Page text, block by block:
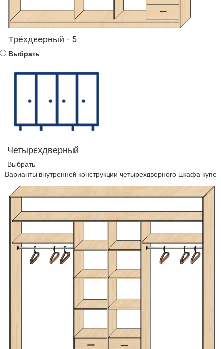
Трёхдверный - 5
Выбрать
Четырехдверный
Выбрать
Варианты внутренней конструкции четырехдверного шкафа купе